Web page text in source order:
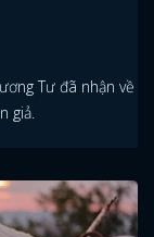
Tư đã nhận về
giả.